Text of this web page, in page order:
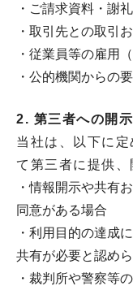
・ご請求資料・謝
・取引先との取引
・従業員等の雇用
・公的機関からの
2. 第三者への開
当社は、以下に
て第三者に提供、
・情報開示や共有
同意がある場合
・利用目的の達成
共有が必要と認め
・裁判所や警察等